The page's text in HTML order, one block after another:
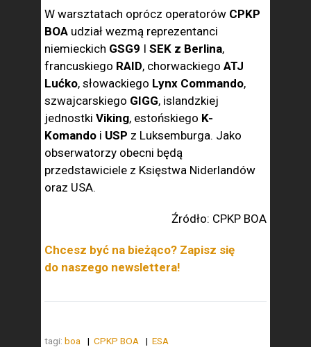
W warsztatach oprócz operatorów CPKP
BOA udział wezmą reprezentanci
niemieckich GSG9 I SEK z Berlina,
francuskiego RAID, chorwackiego ATJ
Lućko, słowackiego Lynx Commando,
szwajcarskiego GIGG, islandzkiej
jednostki Viking, estońskiego K-
Komando i USP z Luksemburga. Jako
obserwatorzy obecni będą
przedstawiciele z Księstwa Niderlandów
oraz USA.
Źródło: CPKP BOA
Chcesz być na bieżąco? Zapisz się
do naszego newslettera!
tagi: boa CPKP BOA ESA